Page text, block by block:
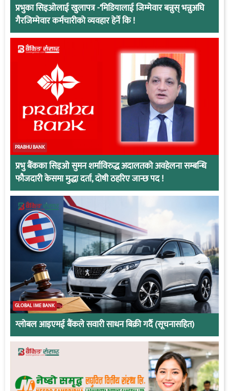
प्रभुका सिइओलाई खुलापत्र -‘मिडियालाई जिम्मेवार बन्नुस् भन्नुअघि
गैरजिम्मेवार कर्मचारीको व्यवहार हेर्ने कि !
PRABHU BANK
प्रभु बैंकका सिइओ सुमन शर्माविरुद्ध अदालतको अवहेलना सम्बन्धि
फौजदारी केसमा मुद्धा दर्ता, दोषी ठहरिए जान्छ पद !
GLOBAL IME BANK
ग्लोबल आइएमई बैंकले सवारी साधन बिक्री गर्दै (सूचनासहित)